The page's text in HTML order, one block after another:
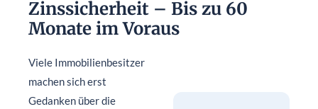
Zinssicherheit – Bis zu 60
Monate im Voraus
Viele Immobilienbesitzer
machen sich erst
Gedanken über die